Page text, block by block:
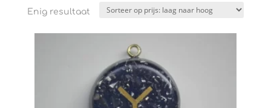
Enig resultaat